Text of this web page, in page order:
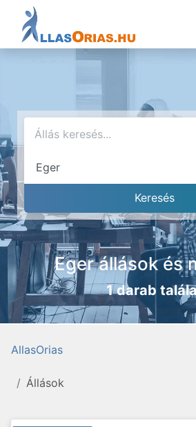
Eger állások és
1 darab
AllasOrias
Állások